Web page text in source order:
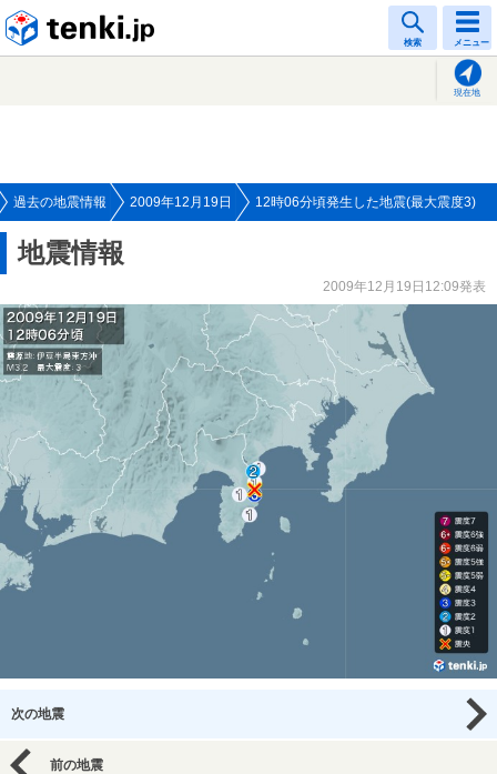
検索 メニュー
現在地
過去の地震情報 2009年12月19日 12時06分頃発生した地震(最大震度3)
地震情報
2009年12月19日12:09発表
次の地震
前の地震